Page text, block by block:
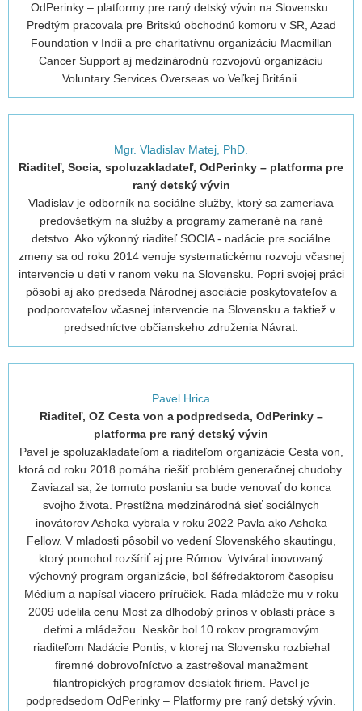
OdPerinky – platformy pre raný detský vývin na Slovensku.
Predtým pracovala pre Britskú obchodnú komoru v SR, Azad
Foundation v Indii a pre charitatívnu organizáciu Macmillan
Cancer Support aj medzinárodnú rozvojovú organizáciu
Voluntary Services Overseas vo Veľkej Británii.
Mgr. Vladislav Matej, PhD.
Riaditeľ, Socia, spoluzakladateľ, OdPerinky – platforma pre
raný detský vývin
Vladislav je odborník na sociálne služby, ktorý sa zameriava
predovšetkým na služby a programy zamerané na rané
detstvo. Ako výkonný riaditeľ SOCIA - nadácie pre sociálne
zmeny sa od roku 2014 venuje systematickému rozvoju včasnej
intervencie u deti v ranom veku na Slovensku. Popri svojej práci
pôsobí aj ako predseda Národnej asociácie poskytovateľov a
podporovateľov včasnej intervencie na Slovensku a taktiež v
predsedníctve občianskeho združenia Návrat.
Pavel Hrica
Riaditeľ, OZ Cesta von a podpredseda, OdPerinky –
platforma pre raný detský vývin
Pavel je spoluzakladateľom a riaditeľom organizácie Cesta von,
ktorá od roku 2018 pomáha riešiť problém generačnej chudoby.
Zaviazal sa, že tomuto poslaniu sa bude venovať do konca
svojho života. Prestížna medzinárodná sieť sociálnych
inovátorov Ashoka vybrala v roku 2022 Pavla ako Ashoka
Fellow. V mladosti pôsobil vo vedení Slovenského skautingu,
ktorý pomohol rozšíriť aj pre Rómov. Vytváral inovovaný
výchovný program organizácie, bol šéfredaktorom časopisu
Médium a napísal viacero príručiek. Rada mládeže mu v roku
2009 udelila cenu Most za dlhodobý prínos v oblasti práce s
deťmi a mládežou. Neskôr bol 10 rokov programovým
riaditeľom Nadácie Pontis, v ktorej na Slovensku rozbiehal
firemné dobrovoľníctvo a zastrešoval manažment
filantropických programov desiatok firiem. Pavel je
podpredsedom OdPerinky – Platformy pre raný detský vývin.